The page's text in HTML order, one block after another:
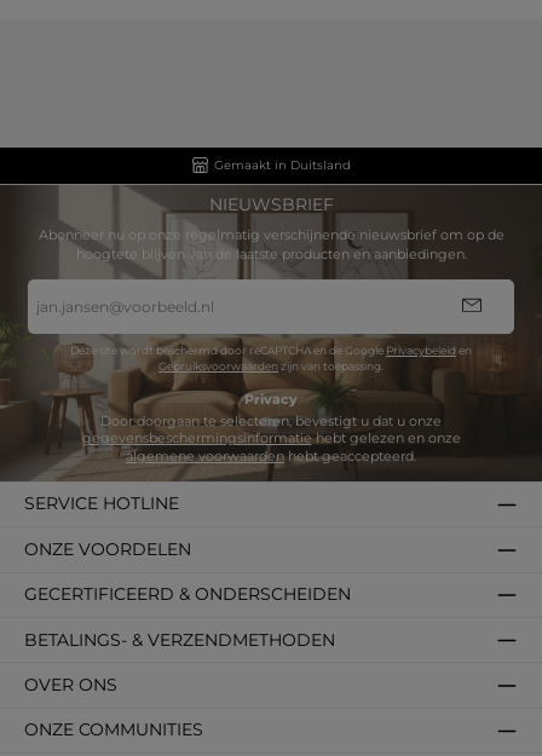
Gemaakt in Duitsland
NIEUWSBRIEF
Abonneer nu op onze regelmatig verschijnende nieuwsbrief om op de
hoogtete blijven van de laatste producten en aanbiedingen.
mailadres
*
Deze site wordt beschermd door reCAPTCHA en de Google Privacybeleid en
Gebruiksvoorwaarden zijn van toepassing.
Privacy
gegevensbeschermingsinformatie
algemene voorwaardenhebt geaccepteerd.
SERVICE HOTLINE
BETALINGS- & VERZENDMETHODEN
OVER ONS
GECERTIFICEERD & ONDERSCHEIDEN
ONZE VOORDELEN
ONZE COMMUNITIES